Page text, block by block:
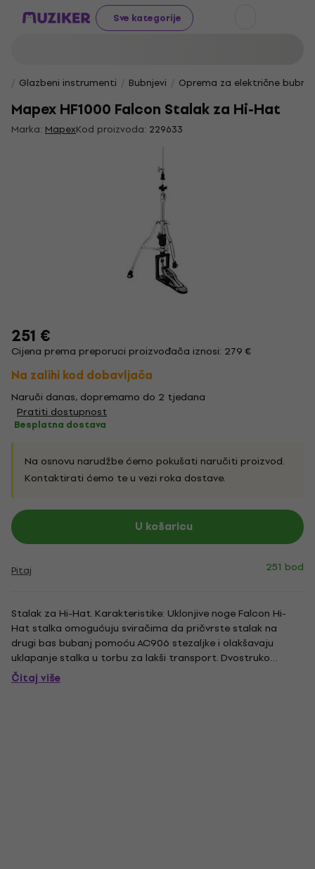
Sve kategorije
Glazbeni instrumenti Bubnjevi Oprema za električne
Mapex HF1000 Falcon Stalak za Hi-Hat
Marka: MapexKod proizvoda: 229633
251 €
Cijena prema preporuci proizvođača iznosi: 279 €
Na zalihi kod dobavljača
Naruči danas, dopremamo do 2 tjedana
Pratiti dostupnost
Besplatna dostava
Na osnovu narudžbe ćemo pokušati naručiti proizvod.
Kontaktirati ćemo te u vezi roka dostave.
U košaricu
Pitaj 251 bod
Stalak za Hi-Hat. Karakteristike: Uklonjive noge Falcon Hi-
Hat stalka omogućuju sviračima da pričvrste stalak na
drugi bas bubanj pomoću AC906 stezaljke i olakšavaju
uklapanje stalka u torbu za lakši transport. Dvostruko
ojačane noge za Hi-Hat. Gumene nožice s šiljcima za bolju
stabilnost.
Čitaj više